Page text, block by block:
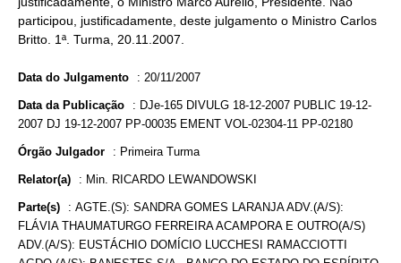
participou, justificadamente, deste julgamento o Ministro Carlos
Britto. 1ª. Turma, 20.11.2007.
Data do Julgamento : 20/11/2007
Data da Publicação : DJe-165 DIVULG 18-12-2007 PUBLIC 19-12-
2007 DJ 19-12-2007 PP-00035 EMENT VOL-02304-11 PP-02180
Órgão Julgador : Primeira Turma
Relator(a) : Min. RICARDO LEWANDOWSKI
Parte(s) : AGTE.(S): SANDRA GOMES LARANJA ADV.(A/S):
FLÁVIA THAUMATURGO FERREIRA ACAMPORA E OUTRO(A/S)
ADV.(A/S): EUSTÁCHIO DOMÍCIO LUCCHESI RAMACCIOTTI